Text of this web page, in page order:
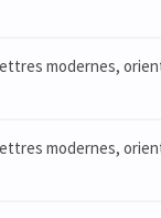
modernes,
modernes,